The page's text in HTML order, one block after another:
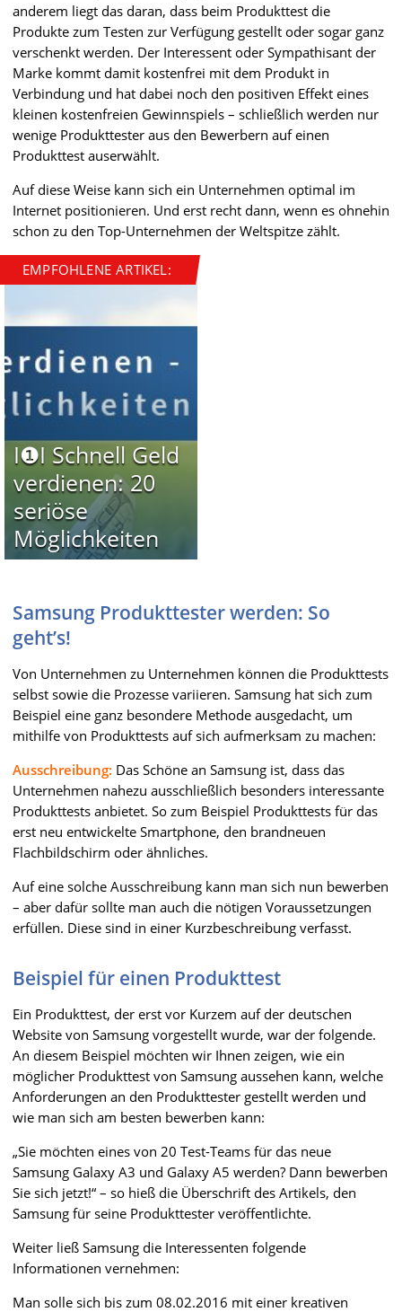
anderem liegt das daran, dass beim Produkttest die
Produkte zum Testen zur Verfügung gestellt oder sogar ganz
verschenkt werden. Der Interessent oder Sympathisant der
Marke kommt damit kostenfrei mit dem Produkt in
Verbindung und hat dabei noch den positiven Effekt eines
kleinen kostenfreien Gewinnspiels – schließlich werden nur
wenige Produkttester aus den Bewerbern auf einen
Produkttest auserwählt.
Auf diese Weise kann sich ein Unternehmen optimal im
Internet positionieren. Und erst recht dann, wenn es ohnehin
schon zu den Top-Unternehmen der Weltspitze zählt.
EMPFOHLENE ARTIKEL:
I❶I Schnell Geld
verdienen: 20
seriöse
Möglichkeiten
Samsung Produkttester werden: So
geht’s!
Von Unternehmen zu Unternehmen können die Produkttests
selbst sowie die Prozesse variieren. Samsung hat sich zum
Beispiel eine ganz besondere Methode ausgedacht, um
mithilfe von Produkttests auf sich aufmerksam zu machen:
Ausschreibung: Das Schöne an Samsung ist, dass das
Unternehmen nahezu ausschließlich besonders interessante
Produkttests anbietet. So zum Beispiel Produkttests für das
erst neu entwickelte Smartphone, den brandneuen
Flachbildschirm oder ähnliches.
Auf eine solche Ausschreibung kann man sich nun bewerben
– aber dafür sollte man auch die nötigen Voraussetzungen
erfüllen. Diese sind in einer Kurzbeschreibung verfasst.
Beispiel für einen Produkttest
Ein Produkttest, der erst vor Kurzem auf der deutschen
Website von Samsung vorgestellt wurde, war der folgende.
An diesem Beispiel möchten wir Ihnen zeigen, wie ein
möglicher Produkttest von Samsung aussehen kann, welche
Anforderungen an den Produkttester gestellt werden und
wie man sich am besten bewerben kann:
„Sie möchten eines von 20 Test-Teams für das neue
Samsung Galaxy A3 und Galaxy A5 werden? Dann bewerben
Sie sich jetzt!“ – so hieß die Überschrift des Artikels, den
Samsung für seine Produkttester veröffentlichte.
Weiter ließ Samsung die Interessenten folgende
Informationen vernehmen:
Man solle sich bis zum 08.02.2016 mit einer kreativen